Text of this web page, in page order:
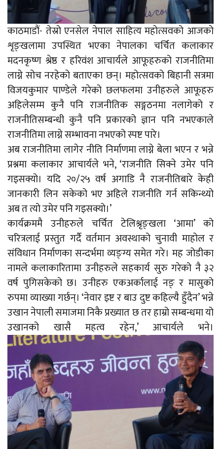
काठमाडौं- तेस्रो एनसेल नेपाल साहित्य महोत्सवको आजको
शृङ्खलामा उपस्थित भएका नेपालका चर्चित कलाकार
मदनकृष्ण श्रेष्ठ र हरिवंश आचार्यले आफूहरुको राजनीतिमा
लाग्ने सोच नरहेको बताएका छन्। महोत्सवको बिहानी सत्रमा
विजयकुमार पाण्डेले गरेको छलफलमा उनीहरुले आफूहरु
अहिलेसम्म कुनै पनि राजनीतिक सङ्गठनमा नलागेको र
राजनीतिसम्बन्धी कुनै पनि प्रकारको ज्ञान पनि नभएकाले
राजनीतिमा लाग्ने सम्भावना नभएको स्पष्ट पारे।
अब राजनीतिमा लागेर नीति निर्माणमा लाग्ने बेला भएन र भन्ने
प्रश्नमा कलाकार आचार्यले भने, ‘राजनीति सिक्ने उमेर पनि
गइसक्यो। यदि २०/२५ वर्ष अगाडि नै राजनीतिबारे केही
जानकारी लिन सकेको भए अहिले राजनीति गर्न सकिन्थ्यो
अब त त्यो उमेर पनि गइसक्यो।’
कार्यक्रममै उनीहरुले चर्चित टेलिश्रृङ्खला ‘आमा’ को
चरित्रलाई प्रस्तुत गर्दै वर्तमान अवस्थाको चुनावी माहोल र
संविधान निर्माणका सन्दर्भमा व्यङ्ग्य समेत गरे। मह जोडीका
नामले कलाकारितामा उनीहरुले सहकार्य सुरु गरेको नै ३२
वर्ष पुगिसकेको छ। उनीहरु एकअर्कालाई नङ् र मासुको
रुपमा व्याख्या गर्छन्। ‘नेवार इष्ट र बाउ दुष्ट कहिल्यै हुँदैन’ भन्ने
उखान नेपाली समाजमा निकै प्रख्यात छ तर हाम्रो सम्बन्धमा यो
उखानको खासै महत्व रहेन,’ आचार्यले भने।